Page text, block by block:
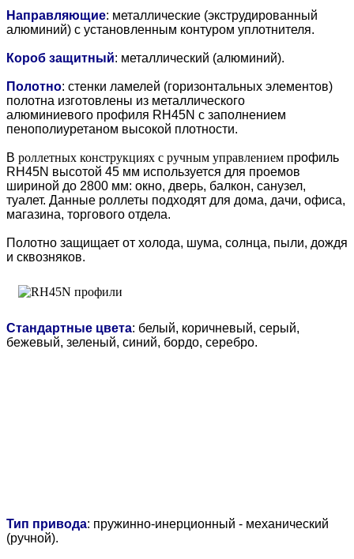
Направляющие: металлические (экструдированный
алюминий) с установленным контуром уплотнителя.
Короб защитный: металлический (алюминий).
Полотно: стенки ламелей (горизонтальных элементов)
полотна изготовлены из металлического
алюминиевого профиля RH45N с заполнением
пенополиуретаном высокой плотности.
В роллетных конструкциях с ручным управлением профиль
RH45N высотой 45 мм используется для проемов
шириной до 2800 мм: окно, дверь, балкон, санузел,
туалет. Данные роллеты подходят для дома, дачи, офиса,
магазина, торгового отдела.
Полотно защищает от холода, шума, солнца, пыли, дождя
и сквозняков.
Стандартные цвета: белый, коричневый, серый,
бежевый, зеленый, синий, бордо, серебро.
Тип привода: пружинно-инерционный - механический
(ручной).